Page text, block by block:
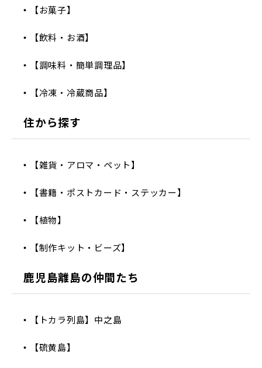
【お菓子】
【飲料・お酒】
【調味料・簡単調理品】
【冷凍・冷蔵商品】
住から探す
【雑貨・アロマ・ペット】
【書籍・ポストカード・ステッカー】
【植物】
【制作キット・ビーズ】
鹿児島離島の仲間たち
【トカラ列島】中之島
【硫黄島】